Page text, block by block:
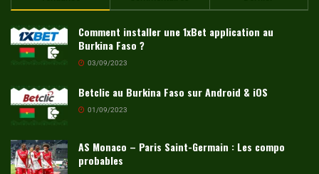
Comment installer une 1xBet application au
Burkina Faso ?
03/09/2023
Betclic au Burkina Faso sur Android & iOS
01/09/2023
AS Monaco – Paris Saint-Germain : Les compo
probables